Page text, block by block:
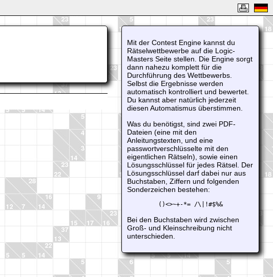
Mit der Contest Engine kannst du
Rätselwettbewerbe auf die Logic-
Masters Seite stellen. Die Engine sorgt
dann nahezu komplett für die
Durchführung des Wettbewerbs.
Selbst die Ergebnisse werden
automatisch kontrolliert und bewertet.
Du kannst aber natürlich jederzeit
diesen Automatismus überstimmen.
Was du benötigst, sind zwei PDF-
Dateien (eine mit den
Anleitungstexten, und eine
passwortverschlüsselte mit den
eigentlichen Rätseln), sowie einen
Lösungsschlüssel für jedes Rätsel. Der
Lösungsschlüssel darf dabei nur aus
Buchstaben, Ziffern und folgenden
Sonderzeichen bestehen:
()<>~+-*= /\|!#$%&
Bei den Buchstaben wird zwischen
Groß- und Kleinschreibung nicht
unterschieden.